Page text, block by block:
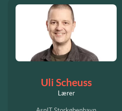
Uli Scheuss
Lærer